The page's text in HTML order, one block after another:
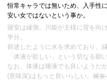
恒常キャラでは無いため、入手性
安い女ではないという事か。
寝室は縁側。川姫が主様に背を向
半分。
前述したように水を求めており、
「体液が欲しい」という切なる願
なお、体液は唾液でも良いようだ
(意味深)はもっと良いらしい。 彼